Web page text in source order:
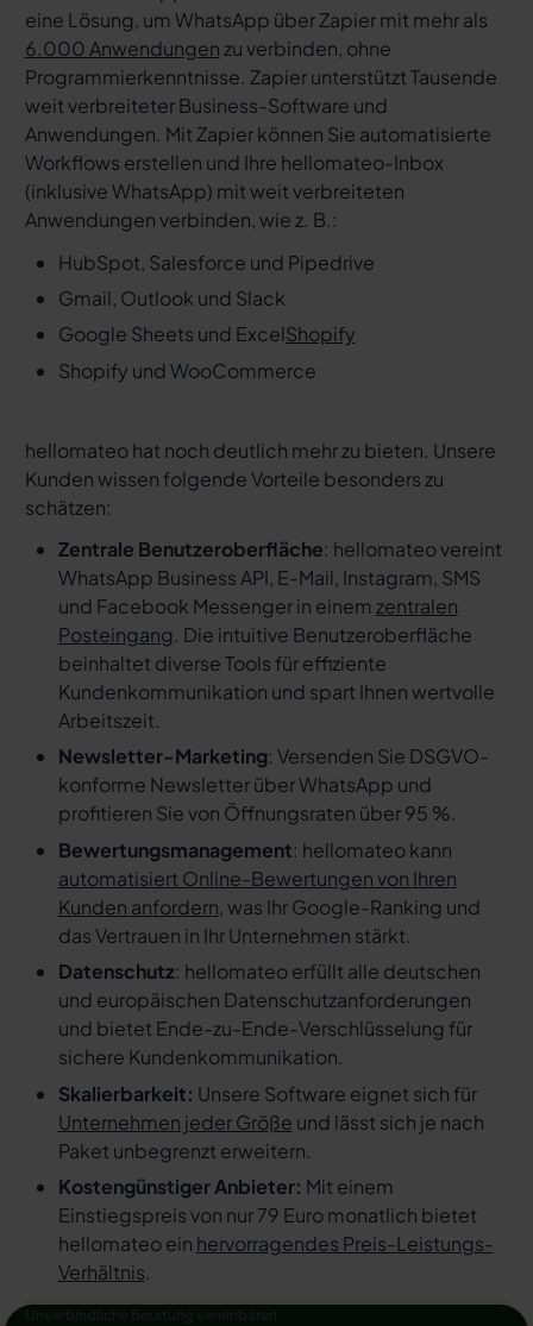
eine Lösung, um WhatsApp über Zapier mit mehr als
6.000 Anwendungenzu verbinden, ohne
Programmierkenntnisse. Zapier unterstützt Tausende
weit verbreiteter Business-Software und
Anwendungen. Mit Zapier können Sie automatisierte
Workflows erstellen und Ihre hellomateo-Inbox
(inklusive WhatsApp) mit weit verbreiteten
Anwendungen verbinden, wie z. B.:
HubSpot, Salesforce und Pipedrive
Gmail, Outlook und Slack
Google Sheets und ExcelShopify
Shopify und WooCommerce
hellomateo hat noch deutlich mehr zu bieten. Unsere
Kunden wissen folgende Vorteile besonders zu
schätzen:
Zentrale Benutzeroberfläche: hellomateo vereint
WhatsApp Business API, E-Mail, Instagram, SMS
und Facebook Messenger in einem zentralen
Posteingang. Die intuitive Benutzeroberfläche
beinhaltet diverse Tools für effiziente
Kundenkommunikation und spart Ihnen wertvolle
Arbeitszeit.
Newsletter-Marketing: Versenden Sie DSGVO-
konforme Newsletter über WhatsApp und
profitieren Sie von Öffnungsraten über 95 %.
Bewertungsmanagement: hellomateo kann
automatisiert Online-Bewertungen von Ihren
Kunden anfordern, was Ihr Google-Ranking und
das Vertrauen in Ihr Unternehmen stärkt.
Datenschutz: hellomateo erfüllt alle deutschen
und europäischen Datenschutzanforderungen
und bietet Ende-zu-Ende-Verschlüsselung für
sichere Kundenkommunikation.
Skalierbarkeit: Unsere Software eignet sich für
Unternehmen jeder Größe und lässt sich je nach
Paket unbegrenzt erweitern.
Kostengünstiger Anbieter: Mit einem
Einstiegspreis von nur 79 Euro monatlich bietet
hellomateo ein hervorragendes Preis-Leistungs-
Verhältnis.